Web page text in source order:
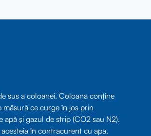
sus a coloanei. Coloana conține
ce curge în jos prin
și gazul de strip (CO2 sau N2).
în contracurent cu apa.